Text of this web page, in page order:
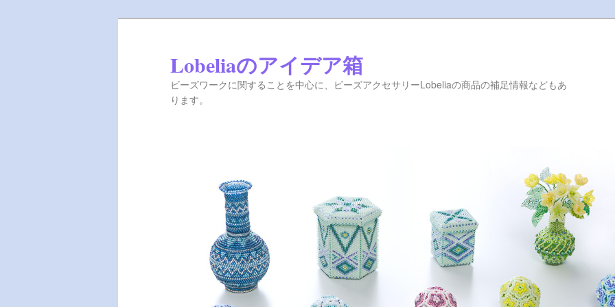
Lobeliaのアイデア箱
ビーズワークに関することを中心に、ビーズアクセサリーLobeliaの商品の補足情報などもあ
ります。